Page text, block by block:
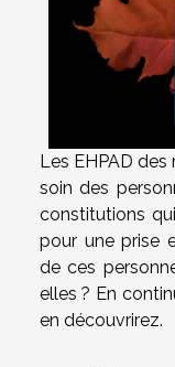
Les EHPAD
soin des
constitutions
pour une prise
de ces
elles ? En
en découvrirez.